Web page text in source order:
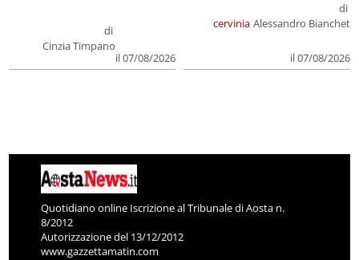
di
Cinzia Timpano
il 07/08/2026
cervinia
di
Alessandro Bianchet
il 07/08/2026
Quotidiano online Iscrizione al Tribunale di Aosta n.
8/2012
Autorizzazione del 13/12/2012
www.gazzettamatin.com